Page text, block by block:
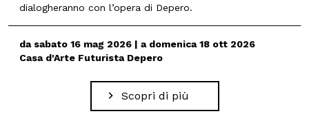
dialogheranno con l’opera di Depero.
da sabato 16 mag 2026 | a domenica 18 ott 2026
Casa d'Arte Futurista Depero
Scopri di più